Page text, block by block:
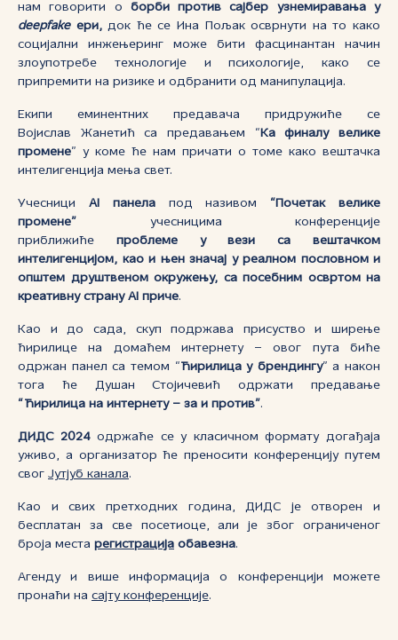
нам говорити о борби против сајбер узнемиравања у
deepfakeери,док ће се Ина Пољак осврнути на то како
социјални инжењеринг може бити фасцинантан начин
злоупотребе технологије и психологије, како се
припремити на ризике и одбранити од манипулација.
Екипи еминентних предавача придружиће се
Војислав Жанетић са предавањем “ Ка финалу велике
промене” у коме ће нам причати о томе како вештачка
интелигенција мења свет.
Учесници AI панелапод називом “Почетак велике
промене” учесницима конференције
приближиће проблеме у вези са вештачком
интелигенцијом, као и њен значај у реалном пословном и
општем друштвеном окружењу, са посебним освртом на
креативну страну AI приче.
Као и до сада, скуп подржава присуство и ширење
ћирилице на домаћем интернету – овог пута биће
одржан панел са темом “Ћирилица у брендингу” а након
тога ће Душан Стојичевић одржати предавање
“Ћирилица на интернету – за и против”.
ДИДС 2024одржаће се у класичном формату догађаја
уживо, а организатор ће преносити конференцију путем
свог Јутјуб канала.
Као и свих претходних година, ДИДС је отворен и
бесплатан за све посетиоце, али је због ограниченог
броја места регистрација обавезна.
Агенду и више информација о конференцији можете
пронаћи на сајту конференције.